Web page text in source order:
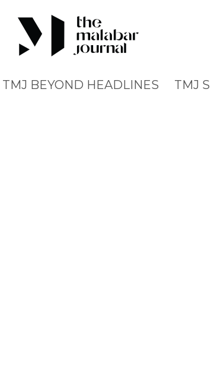
TMJ BEYOND HEADLINES TMJ